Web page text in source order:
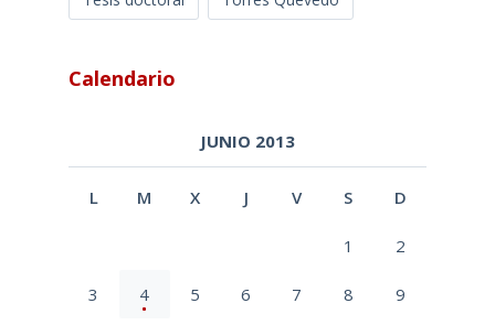
Calendario
JUNIO 2013
L M X J V S D
1 2
3 4 5 6 7 8 9